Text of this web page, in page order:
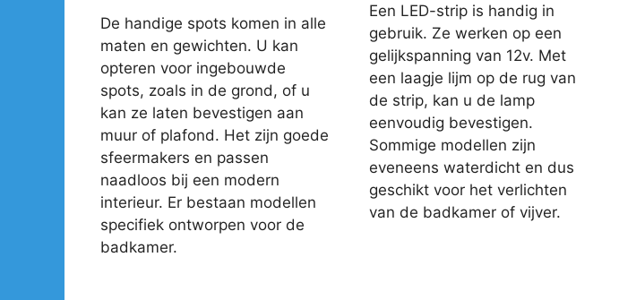
De handige spots komen in alle
maten en gewichten. U kan
opteren voor ingebouwde
spots, zoals in de grond, of u
kan ze laten bevestigen aan
muur of plafond. Het zijn goede
sfeermakers en passen
naadloos bij een modern
interieur. Er bestaan modellen
specifiek ontworpen voor de
badkamer.
Een LED-strip is handig in
gebruik. Ze werken op een
gelijkspanning van 12v. Met
een laagje lijm op de rug van
de strip, kan u de lamp
eenvoudig bevestigen.
Sommige modellen zijn
eveneens waterdicht en dus
geschikt voor het verlichten
van de badkamer of vijver.